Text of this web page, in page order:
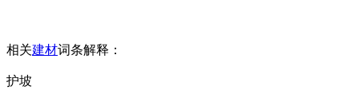
相关建材词条解释：
护坡